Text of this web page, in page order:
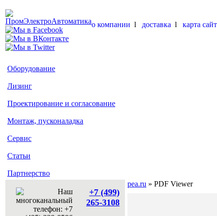
о компании l доставка l карта
Оборудование
Лизинг
Проектирование и согласование
Монтаж, пусконаладка
Сервис
Статьи
Партнерство
+7 (499)
265-3108
pea.ru » PDF Viewer